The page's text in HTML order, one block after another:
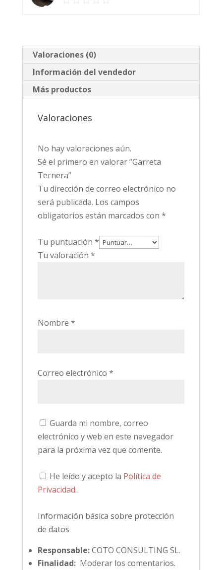
Valoraciones (0)
Información del vendedor
Más productos
Valoraciones
No hay valoraciones aún.
Sé el primero en valorar “Garreta
Ternera”
Tu dirección de correo electrónico no
será publicada. Los campos
obligatorios están marcados con *
Tu puntuación *
Tu valoración *
Nombre *
Correo electrónico *
Guarda mi nombre, correo
electrónico y web en este navegador
para la próxima vez que comente.
He leído y acepto la Política de
Privacidad.
Información básica sobre protección
de datos
Responsable:COTO CONSULTING SL.
Finalidad:Moderar los comentarios.